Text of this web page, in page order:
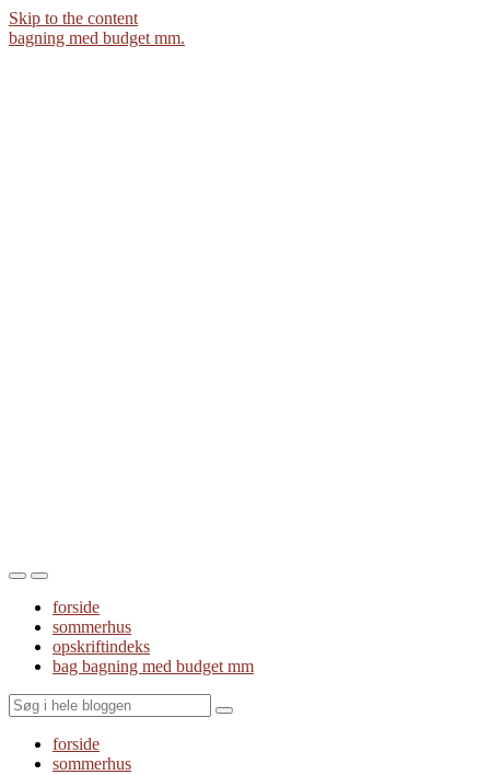
Skip to the content
bagning med budget mm.
Toggle
mobile
menu
Toggle
the
search
field
forside
sommerhus
opskriftindeks
bag bagning med budget mm
Search
forside
sommerhus